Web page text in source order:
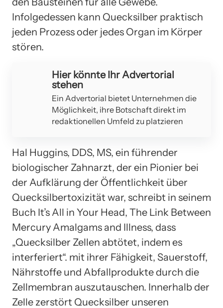
Infolgedessen kann Quecksilber praktisch
jeden Prozess oder jedes Organ im Körper
stören.
Hier könnte Ihr Advertorial
stehen
Ein Advertorial bietet Unternehmen die
Möglichkeit, ihre Botschaft direkt im
redaktionellen Umfeld zu platzieren
Hal Huggins, DDS, MS, ein führender
biologischer Zahnarzt, der ein Pionier bei
der Aufklärung der Öffentlichkeit über
Quecksilbertoxizität war, schreibt in seinem
Buch It’s All in Your Head, The Link Between
Mercury Amalgams and Illness, dass
„Quecksilber Zellen abtötet, indem es
interferiert“. mit ihrer Fähigkeit, Sauerstoff,
Nährstoffe und Abfallprodukte durch die
Zellmembran auszutauschen. Innerhalb der
Zelle zerstört Quecksilber unseren